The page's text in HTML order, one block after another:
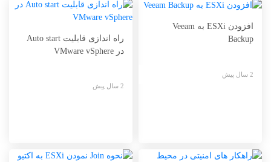
افزودن ESXi به Veeam
Backup
راه اندازی قابلیت Auto start
در VMware vSphere